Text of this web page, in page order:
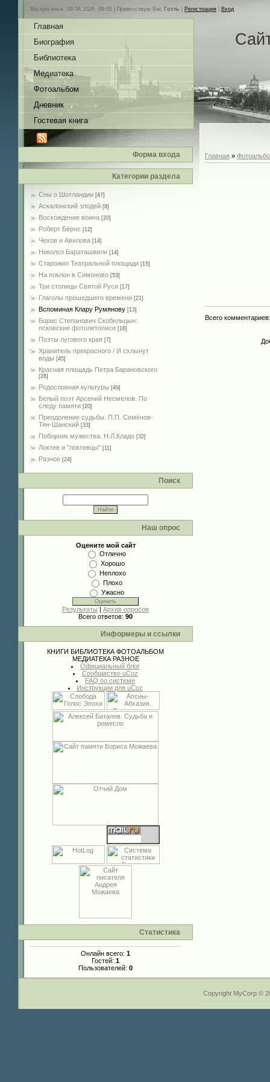
Воскресенье, 09.08.2026, 09:05 | Приветствую Вас Гость Регистрация Вход
Главная
Биография
Библиотека
Медиатека
Фотоальбом
Дневник
Гостевая книга
Форма входа
Категории раздела
Сны о Шотландии [47]
Аскалонский злодей [8]
Восхождение воина [20]
Роберт Бёрнс [12]
Чехов и Авилова [14]
Николоз Бараташвили [14]
Cтарожил Театральной площади [15]
На поклон в Симоново [53]
Три столицы Святой Руси [17]
Глаголы прошедшего времени [21]
Вспоминая Клару Румянову [13]
Борис Степанович Скобельцын:
псковские фотолетописи [18]
Поэты лугового края [7]
Хранитель прекрасного / И схлынут
воды [45]
Красная площадь Петра Барановского
[28]
Родословная культуры [49]
Белый поэт Арсений Несмелов. По
следу памяти [20]
Преодоление судьбы. П.П. Семёнов-
Тян-Шанский [33]
Поборник мужества. Н.Л.Кладо [32]
Локтев и "локтевцы" [11]
Разное [24]
Поиск
Наш опрос
Оцените мой сайт
Отлично
Хорошо
Неплохо
Плохо
Ужасно
Результаты | Архив опросов
Всего ответов: 90
Информеры и ссылки
КНИГИ БИБЛИОТЕКА ФОТОАЛЬБОМ
МЕДИАТЕКА РАЗНОЕ
Официальный блог
Сообщество uCoz
FAQ по системе
Инструкции для uCoz
Статистика
Онлайн всего: 1
Гостей: 1
Пользователей: 0
Главная »
Всего комментариев
Copyright MyCorp ©